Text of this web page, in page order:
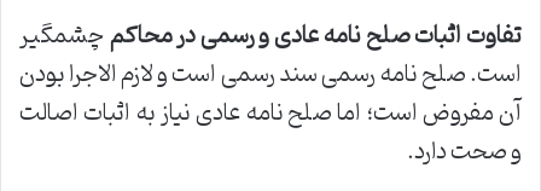
تفاوت اثبات صلح نامه عادی و رسمی در محاکمچشمگیر
است. صلح نامه رسمی سند رسمی است و لازم الاجرا بودن
آن مفروض است؛ اما صلح نامه عادی نیاز به اثبات اصالت
و صحت دارد.